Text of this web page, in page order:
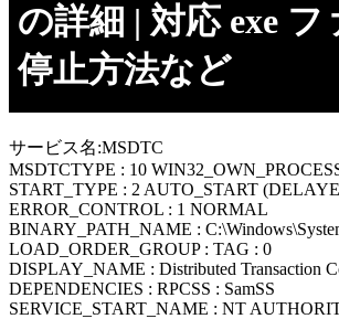
の詳細 | 対応 exe
停止方法など
サービス名:MSDTC
MSDTCTYPE : 10
START_TYPE : 2 AUTO_START
ERROR_CONTROL : 1 NORMAL
BINARY_PATH_NAME :
LOAD_ORDER_GROUP : TAG : 0
DISPLAY_NAME : Distributed Transaction
DEPENDENCIES : RPCSS : SamSS
SERVICE_START_NAME : NT